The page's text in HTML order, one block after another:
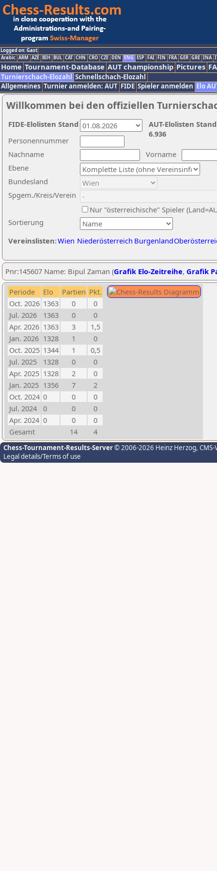
Logged on: Gast
Arabic ARM AZE BIH BUL CAT CHN CRO CZE DEN ENG ESP FAI FIN FRA GER GRE INA
Home Tournament-Database AUT championship Pictures
Turnierschach-Elozahl Schnellschach-Elozahl
Allgemeines Turnier anmelden: AUT FIDE Spieler anmelden Elo
Willkommen bei den offiziellen
Nachname
Vorname
Ebene
Sortierung
Personennummer
Bundesland
Spgem./Kreis/Verein
Nur "österreichische" Spieler
Vereinslisten:Wien Niederösterreich Burgenland
AUT-Elolisten
6.936
FIDE-Elolisten Stand
Pnr:145607 Name: Bipul Zaman (Grafik Elo-Zeitreihe, Grafik
Periode Elo Partien Pkt.
Oct. 2026 1363 0
0
Jul. 2026
1363 0
0
Apr. 2026 1363 3
1,5
Jan. 2026 1328 1
0
Oct. 2025 1344 1
0,5
Jul. 2025
1328 0
0
Apr. 2025 1328 2
0
Jan. 2025 1356 7
2
Oct. 2024 0 0
0
Jul. 2024
0 0
0
Apr. 2024 0 0
0
Gesamt
14 4
Chess-Tournament-Results-Server© 2006-2026 Heinz Herzog,
Legal details/Terms of use